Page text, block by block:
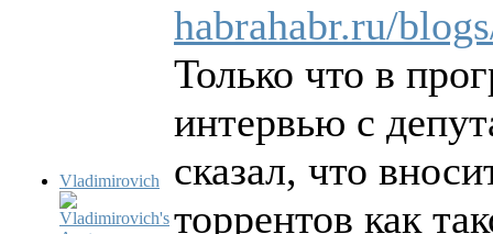
Vladimirovich
habrahabr.ru/
Только что в
интервью с
сказал, что
торрентов как